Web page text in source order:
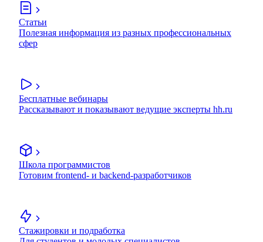
Статьи
Полезная информация из разных профессиональных
сфер
Бесплатные вебинары
Рассказывают и показывают ведущие эксперты hh.ru
Школа программистов
Готовим frontend- и backend-разработчиков
Стажировки и подработка